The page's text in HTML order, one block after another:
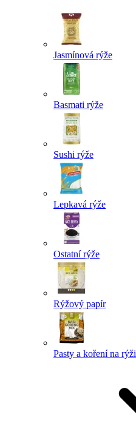
Jasmínová rýže
Basmati rýže
Sushi rýže
Lepkavá rýže
Ostatní rýže
Rýžový papír
Pasty a koření na rýži